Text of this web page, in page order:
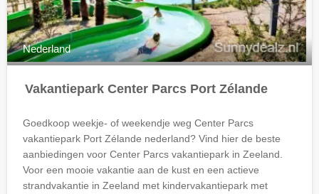
Nederland
Vakantiepark Center Parcs Port Zélande
Goedkoop weekje- of weekendje weg Center Parcs
vakantiepark Port Zélande nederland? Vind hier de beste
aanbiedingen voor Center Parcs vakantiepark in Zeeland.
Voor een mooie vakantie aan de kust en een actieve
strandvakantie in Zeeland met kindervakantiepark met